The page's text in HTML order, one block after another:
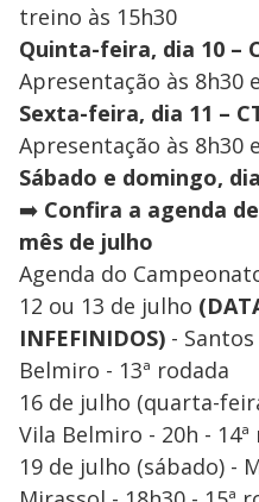
treino às 15h30
Quinta-feira, dia 10 –
Apresentação às 8h30
Sexta-feira, dia 11 –
Apresentação às 8h30
Sábado e domingo,
➡️ Confira a agenda
mês de julho
Agenda do
12 ou 13 de julho
INFEFINIDOS) -
Belmiro - 13ª rodada
16 de julho (quarta-
Vila Belmiro - 20h - 14ª
19 de julho (sábado) -